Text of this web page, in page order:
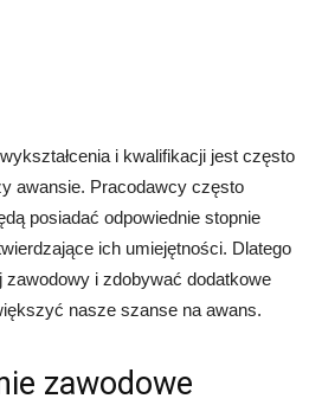
i kwalifikacji jest często
awansie. Pracodawcy często
posiadać odpowiednie stopnie
ich umiejętności. Dlatego
i zdobywać dodatkowe
nasze szanse na awans.
zawodowe